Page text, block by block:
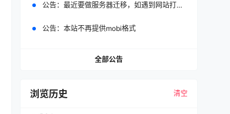
公告： 最近要做服务器迁移，如遇到网站打不开，请改日再试。
公告： 本站不再提供mobi格式
全部公告
浏览历史 清空